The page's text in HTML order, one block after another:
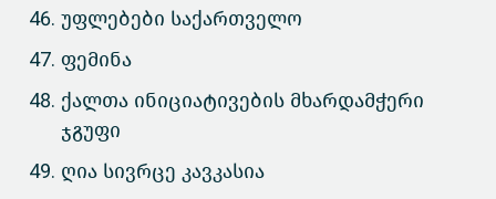
უფლებები საქართველო
ფემინა
ქალთა ინიციატივების მხარდამჭერი
ჯგუფი
ღია სივრცე კავკასია